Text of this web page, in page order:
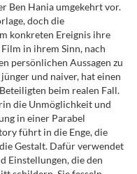
Ben Hania umgekehrt vor.
doch die
konkreten Ereignis ihre
in ihrem Sinn, nach
persönlichen Aussagen zu
und naiver, hat einen
beim realen Fall.
die Unmöglichkeit und
in einer Parabel
führt in die Enge, die
Gestalt. Dafür verwendet
Einstellungen, die den